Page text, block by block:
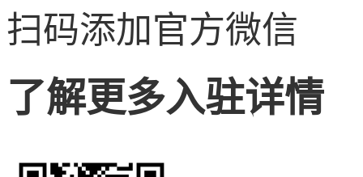
扫码添加官方微信
了解更多入驻详情